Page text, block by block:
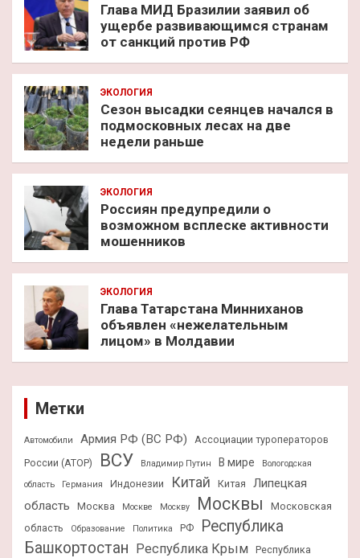
Глава МИД Бразилии заявил об
ущербе развивающимся странам
от санкций против РФ
ЭКОЛОГИЯ
Сезон высадки сеянцев начался в
подмосковных лесах на две
недели раньше
ЭКОЛОГИЯ
Россиян предупредили о
возможном всплеске активности
мошенников
ЭКОЛОГИЯ
Глава Татарстана Минниханов
объявлен «нежелательным
лицом» в Молдавии
Метки
Автомобили Армия РФ (ВС РФ)
Ассоциации туроператоров
России (АТОР)
ВСУ Владимир Путин В мире
Вологодская
область
Германия Индонезии Китай Китая
Липецкая
область
Москва Москве Москву Москвы
Московская
область
Образование Политика РФ
Республика
Башкортостан Республика Крым Республика